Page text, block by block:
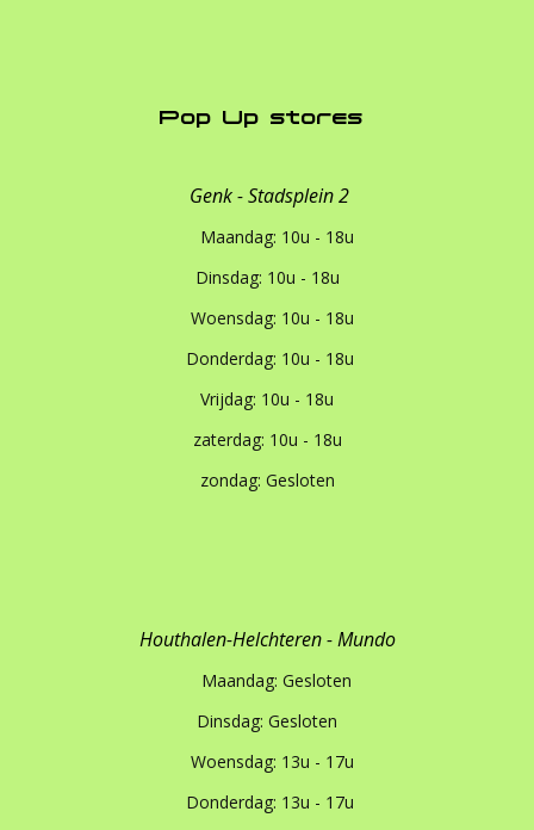
Pop Up stores
Genk - Stadsplein 2
Maandag: 10u - 18u
Dinsdag: 10u - 18u
Woensdag: 10u - 18u
Donderdag: 10u - 18u
Vrijdag: 10u - 18u
zaterdag: 10u - 18u
zondag: Gesloten
Houthalen-Helchteren - Mundo
Maandag: Gesloten
Dinsdag: Gesloten
Woensdag: 13u - 17u
Donderdag: 13u - 17u